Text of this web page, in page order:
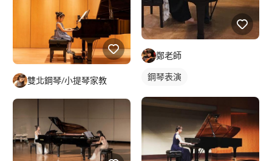
雙北鋼琴/小提琴家教
鄭老師
鋼琴表演